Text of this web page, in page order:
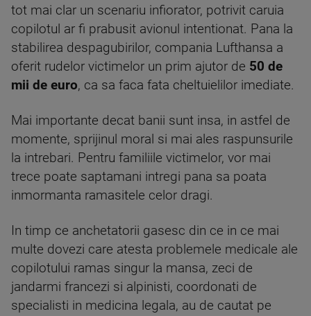
tot mai clar un scenariu infiorator, potrivit caruia
copilotul ar fi prabusit avionul intentionat. Pana la
stabilirea despagubirilor, compania Lufthansa a
oferit rudelor victimelor un prim ajutor de 50 de
mii de euro, ca sa faca fata cheltuielilor imediate.
Mai importante decat banii sunt insa, in astfel de
momente, sprijinul moral si mai ales raspunsurile
la intrebari. Pentru familiile victimelor, vor mai
trece poate saptamani intregi pana sa poata
inmormanta ramasitele celor dragi.
In timp ce anchetatorii gasesc din ce in ce mai
multe dovezi care atesta problemele medicale ale
copilotului ramas singur la mansa, zeci de
jandarmi francezi si alpinisti, coordonati de
specialisti in medicina legala, au de cautat pe